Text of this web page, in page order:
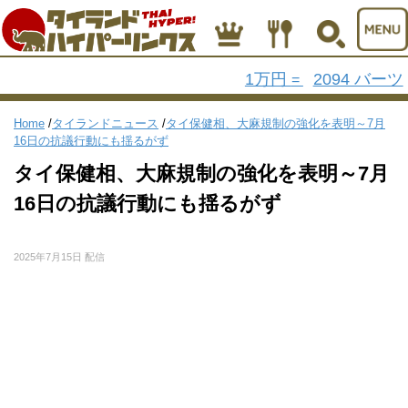
1万円 = 2094 バーツ
Home /タイランドニュース /タイ保健相、大麻規制の強化を表明～7月
16日の抗議行動にも揺るがず
タイ保健相、大麻規制の強化を表明～7月
16日の抗議行動にも揺るがず
2025年7月15日 配信